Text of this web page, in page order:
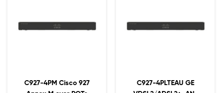
C927-4PM Cisco 927
C927-4PLTEAU GE